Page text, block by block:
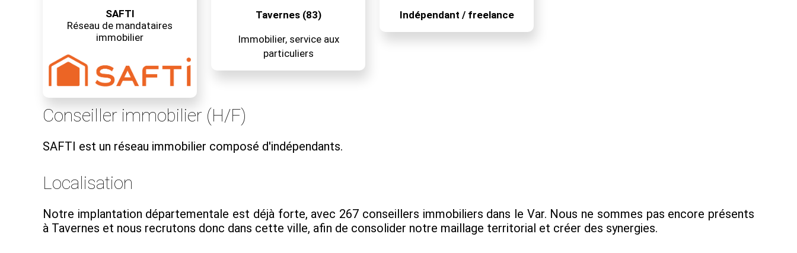
SAFTI
Réseau de mandataires
immobilier
Tavernes (83)
Immobilier, service aux
particuliers
Indépendant / freelance
Conseiller immobilier (H/F)
SAFTI est un réseau immobilier composé d'indépendants.
Localisation
Notre implantation départementale est déjà forte, avec 267 conseillers immobiliers dans le Var. Nous ne sommes pas encore présents
à Tavernes et nous recrutons donc dans cette ville, afin de consolider notre maillage territorial et créer des synergies.